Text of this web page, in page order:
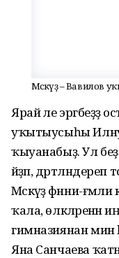
Мәскәүҙә – Вавилов
Ярай әле эргәбеҙҙә
уҡытыусыһы
ҡыуанабыҙ. Ул
әйҙәп, дәртләндереп
Мәскәүҙә фәнни-
ҡала, өлкәләренән
гимназия­нан мин
Яна Санчаева